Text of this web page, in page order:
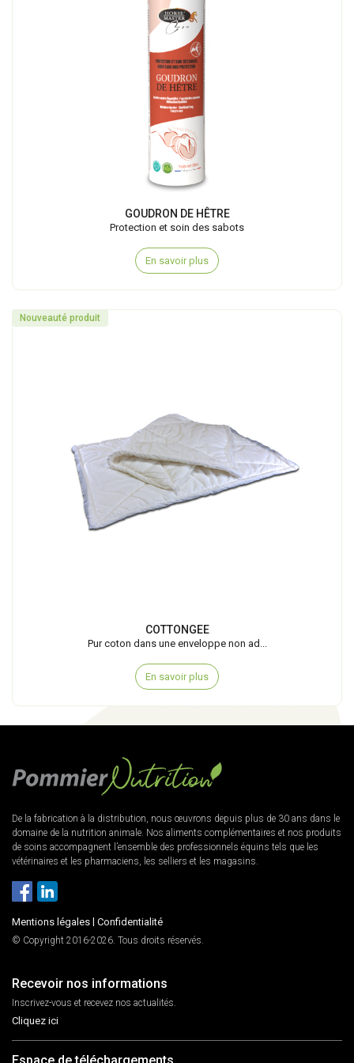
GOUDRON DE HÊTRE
Protection et soin des sabots
En savoir plus
Nouveauté produit
COTTONGEE
Pur coton dans une enveloppe non ad...
En savoir plus
De la fabrication à la distribution, nous œuvrons depuis plus de 30 ans dans le
domaine de la nutrition animale. Nos aliments complémentaires et nos produits
de soins accompagnent l’ensemble des professionnels équins tels que les
vétérinaires et les pharmaciens, les selliers et les magasins.
Mentions légales | Confidentialité
© Copyright 2016-2026. Tous droits réservés.
Recevoir nos informations
Inscrivez-vous et recevez nos actualités.
Cliquez ici
Espace de téléchargements